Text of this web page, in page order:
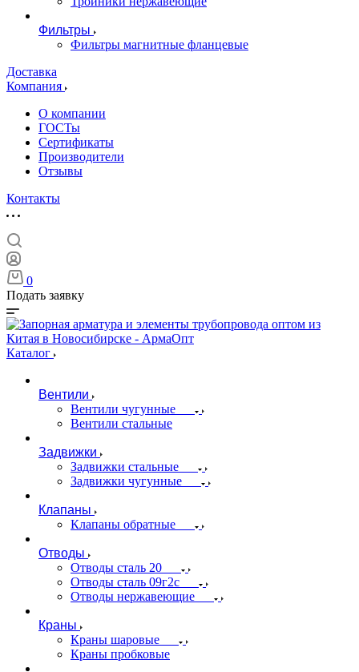
Фильтры
Фильтры магнитные фланцевые
Доставка
Компания
О компании
ГОСТы
Сертификаты
Производители
Отзывы
Контакты
0
Подать заявку
Каталог
Вентили
Вентили чугунные
Вентили стальные
Задвижки
Задвижки стальные
Задвижки чугунные
Клапаны
Клапаны обратные
Отводы
Отводы сталь 20
Отводы сталь 09г2с
Отводы нержавеющие
Краны
Краны шаровые
Краны пробковые